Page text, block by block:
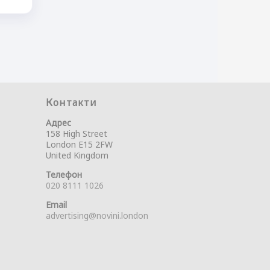
Контакти
Адрес
158 High Street
London E15 2FW
United Kingdom
Телефон
020 8111 1026
Email
advertising@novini.london